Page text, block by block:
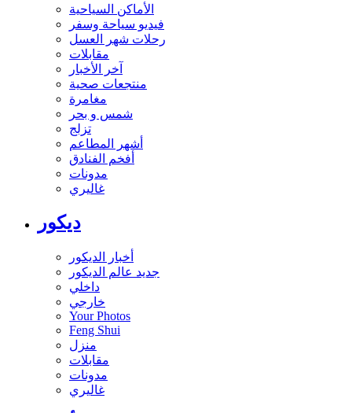
الأماكن السياحية
فيديو سياحة وسفر
رحلات شهر العسل
مقابلات
آخر الأخبار
منتجعات صحية
مغامرة
شمس و بحر
تزلج
أشهر المطاعم
أفخم الفنادق
مدونات
غاليري
ديكور
أخبار الديكور
جديد عالم الديكور
داخلي
خارجي
Your Photos
Feng Shui
منزل
مقابلات
مدونات
غاليري